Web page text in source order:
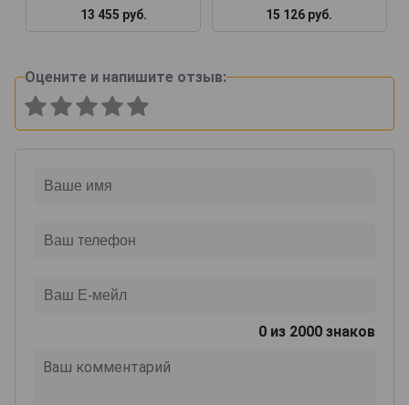
13 455 руб.
15 126 руб.
Оцените и напишите отзыв:
0 из 2000 знаков